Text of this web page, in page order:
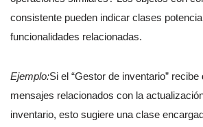
consistente pueden indicar clases
funcionalidades relacionadas.
Ejemplo:Si el “Gestor de inventario”
mensajes relacionados con la
inventario, esto sugiere una clase